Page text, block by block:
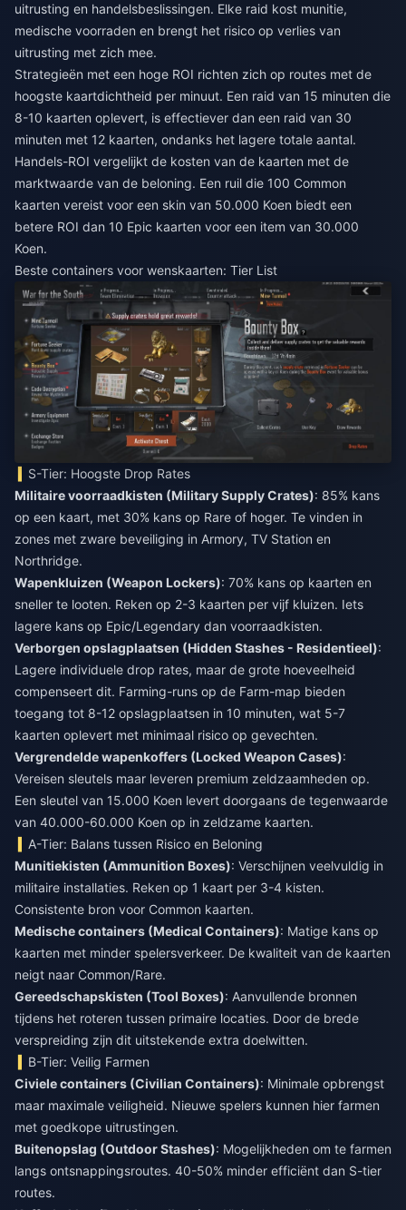
uitrusting en handelsbeslissingen. Elke raid kost munitie,
medische voorraden en brengt het risico op verlies van
uitrusting met zich mee.
Strategieën met een hoge ROI richten zich op routes met de
hoogste kaartdichtheid per minuut. Een raid van 15 minuten die
8-10 kaarten oplevert, is effectiever dan een raid van 30
minuten met 12 kaarten, ondanks het lagere totale aantal.
Handels-ROI vergelijkt de kosten van de kaarten met de
marktwaarde van de beloning. Een ruil die 100 Common
kaarten vereist voor een skin van 50.000 Koen biedt een
betere ROI dan 10 Epic kaarten voor een item van 30.000
Koen.
Beste containers voor wenskaarten: Tier List
S-Tier: Hoogste Drop Rates
Militaire voorraadkisten (Military Supply Crates): 85% kans
op een kaart, met 30% kans op Rare of hoger. Te vinden in
zones met zware beveiliging in Armory, TV Station en
Northridge.
Wapenkluizen (Weapon Lockers): 70% kans op kaarten en
sneller te looten. Reken op 2-3 kaarten per vijf kluizen. Iets
lagere kans op Epic/Legendary dan voorraadkisten.
Verborgen opslagplaatsen (Hidden Stashes - Residentieel):
Lagere individuele drop rates, maar de grote hoeveelheid
compenseert dit. Farming-runs op de Farm-map bieden
toegang tot 8-12 opslagplaatsen in 10 minuten, wat 5-7
kaarten oplevert met minimaal risico op gevechten.
Vergrendelde wapenkoffers (Locked Weapon Cases):
Vereisen sleutels maar leveren premium zeldzaamheden op.
Een sleutel van 15.000 Koen levert doorgaans de tegenwaarde
van 40.000-60.000 Koen op in zeldzame kaarten.
A-Tier: Balans tussen Risico en Beloning
Munitiekisten (Ammunition Boxes): Verschijnen veelvuldig in
militaire installaties. Reken op 1 kaart per 3-4 kisten.
Consistente bron voor Common kaarten.
Medische containers (Medical Containers): Matige kans op
kaarten met minder spelersverkeer. De kwaliteit van de kaarten
neigt naar Common/Rare.
Gereedschapskisten (Tool Boxes): Aanvullende bronnen
tijdens het roteren tussen primaire locaties. Door de brede
verspreiding zijn dit uitstekende extra doelwitten.
B-Tier: Veilig Farmen
Civiele containers (Civilian Containers): Minimale opbrengst
maar maximale veiligheid. Nieuwe spelers kunnen hier farmen
met goedkope uitrustingen.
Buitenopslag (Outdoor Stashes): Mogelijkheden om te farmen
langs ontsnappingsroutes. 40-50% minder efficiënt dan S-tier
routes.